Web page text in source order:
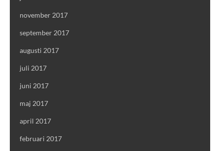
november 2017
september 2017
augusti 2017
juli 2017
juni 2017
maj 2017
april 2017
februari 2017